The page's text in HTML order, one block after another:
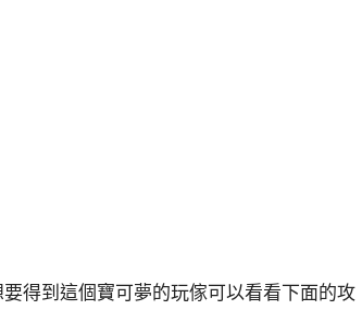
得到這個寶可夢的玩傢可以看看下面的攻